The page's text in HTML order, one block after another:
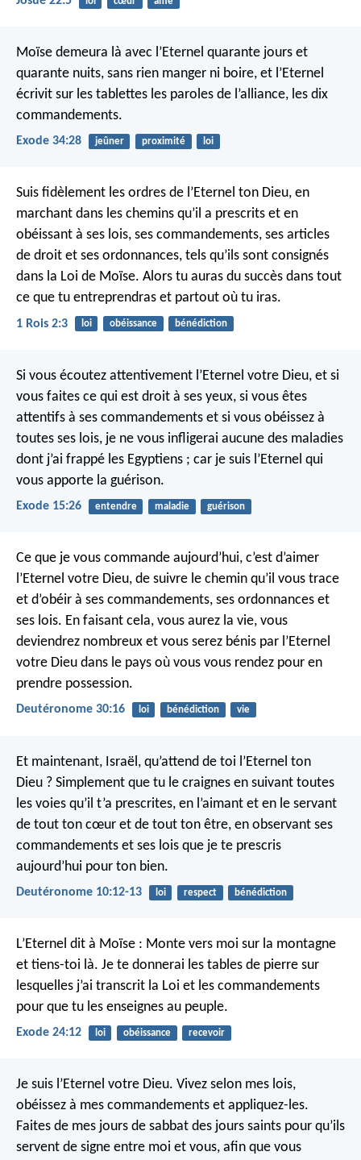
Moïse demeura là avec l’Eternel quarante jours et
quarante nuits, sans rien manger ni boire, et l’Eternel
écrivit sur les tablettes les paroles de l’alliance, les dix
commandements.
Exode 34:28 jeûner proximité loi
Suis fidèlement les ordres de l’Eternel ton Dieu, en
marchant dans les chemins qu’il a prescrits et en
obéissant à ses lois, ses commandements, ses articles
de droit et ses ordonnances, tels qu’ils sont consignés
dans la Loi de Moïse. Alors tu auras du succès dans tout
ce que tu entreprendras et partout où tu iras.
1 Rois 2:3 loi obéissance bénédiction
Si vous écoutez attentivement l’Eternel votre Dieu, et si
vous faites ce qui est droit à ses yeux, si vous êtes
attentifs à ses commandements et si vous obéissez à
toutes ses lois, je ne vous infligerai aucune des maladies
dont j’ai frappé les Egyptiens ; car je suis l’Eternel qui
vous apporte la guérison.
Exode 15:26 entendre maladie guérison
Ce que je vous commande aujourd’hui, c’est d’aimer
l’Eternel votre Dieu, de suivre le chemin qu’il vous trace
et d’obéir à ses commandements, ses ordonnances et
ses lois. En faisant cela, vous aurez la vie, vous
deviendrez nombreux et vous serez bénis par l’Eternel
votre Dieu dans le pays où vous vous rendez pour en
prendre possession.
Deutéronome 30:16 loi bénédiction vie
Et maintenant, Israël, qu’attend de toi l’Eternel ton
Dieu ? Simplement que tu le craignes en suivant toutes
les voies qu’il t’a prescrites, en l’aimant et en le servant
de tout ton cœur et de tout ton être, en observant ses
commandements et ses lois que je te prescris
aujourd’hui pour ton bien.
Deutéronome 10:12-13 loi respect bénédiction
L’Eternel dit à Moïse : Monte vers moi sur la montagne
et tiens-toi là. Je te donnerai les tables de pierre sur
lesquelles j’ai transcrit la Loi et les commandements
pour que tu les enseignes au peuple.
Exode 24:12 loi obéissance recevoir
Je suis l’Eternel votre Dieu. Vivez selon mes lois,
obéissez à mes commandements et appliquez-les.
Faites de mes jours de sabbat des jours saints pour qu’ils
servent de signe entre moi et vous, afin que vous